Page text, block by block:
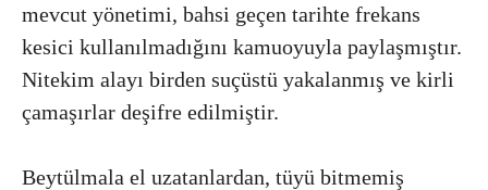
mevcut yönetimi, bahsi geçen tarihte frekans
kesici kullanılmadığını kamuoyuyla paylaşmıştır.
Nitekim alayı birden suçüstü yakalanmış ve kirli
çamaşırlar deşifre edilmiştir.
Beytülmala el uzatanlardan, tüyü bitmemiş